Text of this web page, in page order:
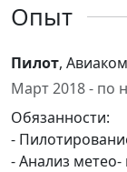
Опыт
Пилот,
Март 2018 - по
Обязанности:
-
- Анализ